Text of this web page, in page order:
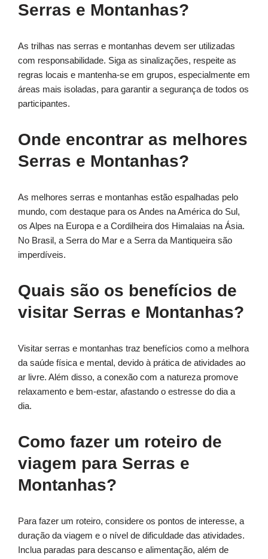
Serras e Montanhas?
As trilhas nas serras e montanhas devem ser utilizadas
com responsabilidade. Siga as sinalizações, respeite as
regras locais e mantenha-se em grupos, especialmente em
áreas mais isoladas, para garantir a segurança de todos os
participantes.
Onde encontrar as melhores
Serras e Montanhas?
As melhores serras e montanhas estão espalhadas pelo
mundo, com destaque para os Andes na América do Sul,
os Alpes na Europa e a Cordilheira dos Himalaias na Ásia.
No Brasil, a Serra do Mar e a Serra da Mantiqueira são
imperdíveis.
Quais são os benefícios de
visitar Serras e Montanhas?
Visitar serras e montanhas traz benefícios como a melhora
da saúde física e mental, devido à prática de atividades ao
ar livre. Além disso, a conexão com a natureza promove
relaxamento e bem-estar, afastando o estresse do dia a
dia.
Como fazer um roteiro de
viagem para Serras e
Montanhas?
Para fazer um roteiro, considere os pontos de interesse, a
duração da viagem e o nível de dificuldade das atividades.
Inclua paradas para descanso e alimentação, além de